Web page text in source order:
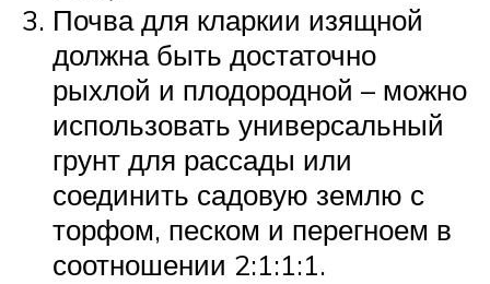
Почва для кларкии изящной
должна быть достаточно
рыхлой и плодородной – можно
использовать универсальный
грунт для рассады или
соединить садовую землю с
торфом, песком и перегноем в
соотношении 2:1:1:1.